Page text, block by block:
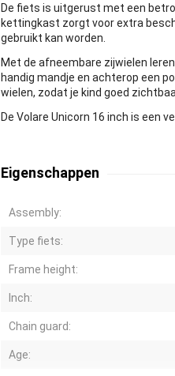
De fiets is uitgerust met een
kettingkast zorgt voor extra
gebruikt kan worden.
Met de afneembare zijwielen
handig mandje en achterop een
wielen, zodat je kind goed
De Volare Unicorn 16 inch is een
Eigenschappen
Assembly:
Type fiets:
Frame height:
Inch:
Chain guard:
Age: